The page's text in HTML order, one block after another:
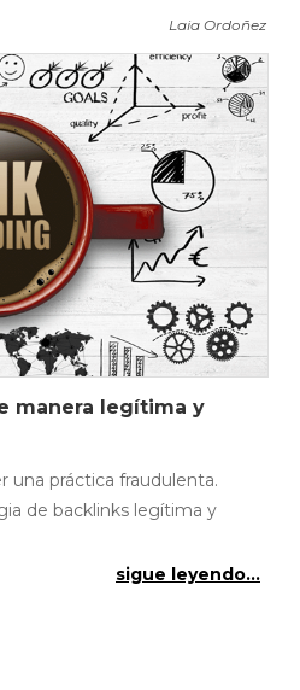
Laia Ordoñez
manera legítima y
una práctica fraudulenta.
de backlinks legítima y
sigue leyendo...